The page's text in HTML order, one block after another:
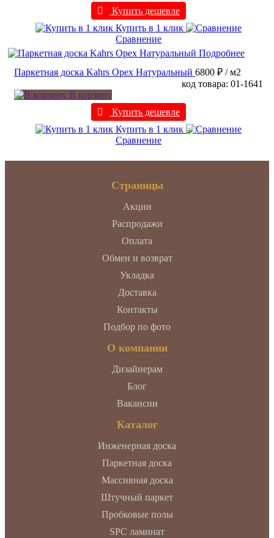
Купить дешевле
Купить в 1 клик
Сравнение
Подробнее
Паркетная доска Kahrs Орех Натуральный 6800 ₽ / м2
код товара: 01-1641
В корзину
Купить дешевле
Купить в 1 клик
Сравнение
Страницы
Акции
Распродажи
Оплата
Обмен и возврат
Укладка
Доставка
Контакты
Подбор по фото
О компании
Дизайнерам
Блог
Вакансии
Каталог
Инженерная доска
Паркетная доска
Массивная доска
Штучный паркет
Пробковые полы
SPC ламинат